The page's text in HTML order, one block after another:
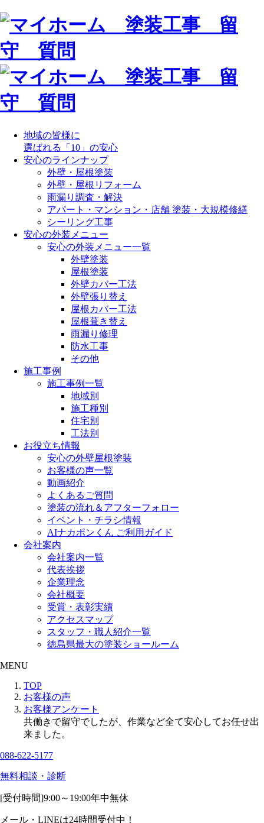
地域の皆様に
選ばれる「10」の安心
安心のラインナップ
外壁・屋根塗装
外壁・屋根リフォーム
雨漏り調査・解決
アパート・マンション・店舗 塗装・大規模修繕
シーリング工事
安心の外装メニュー
安心の外装メニュー一覧
外壁塗装
屋根塗装
外壁カバー工法
外壁張り替え
屋根カバー工法
屋根葺き替え
雨漏り修理
防水工事
その他
施工事例
施工事例一覧
地域別
施工種別
住宅別
工法別
お役立ち情報
安心の外壁屋根塗装
お客様の声一覧
動画紹介
よくあるご質問
塗装の流れ＆アフターフォロー
イベント・チラシ情報
AIナカポンくん ご利用ガイド
会社案内
会社案内一覧
代表挨拶
企業理念
会社概要
受賞・表彰実績
アクセスマップ
スタッフ・職人紹介一覧
徳島県最大の塗装ショールーム
MENU
TOP
お客様の声
お客様アンケート
共働きで留守でしたが、作業など全て安心してお任せ出
来ました。
088-622-5177
無料相談・診断
[受付時間]9:00～19:00年中無休
メール・LINEは24時間受付中！